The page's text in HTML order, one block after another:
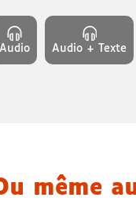
Audio Audio + Texte
même